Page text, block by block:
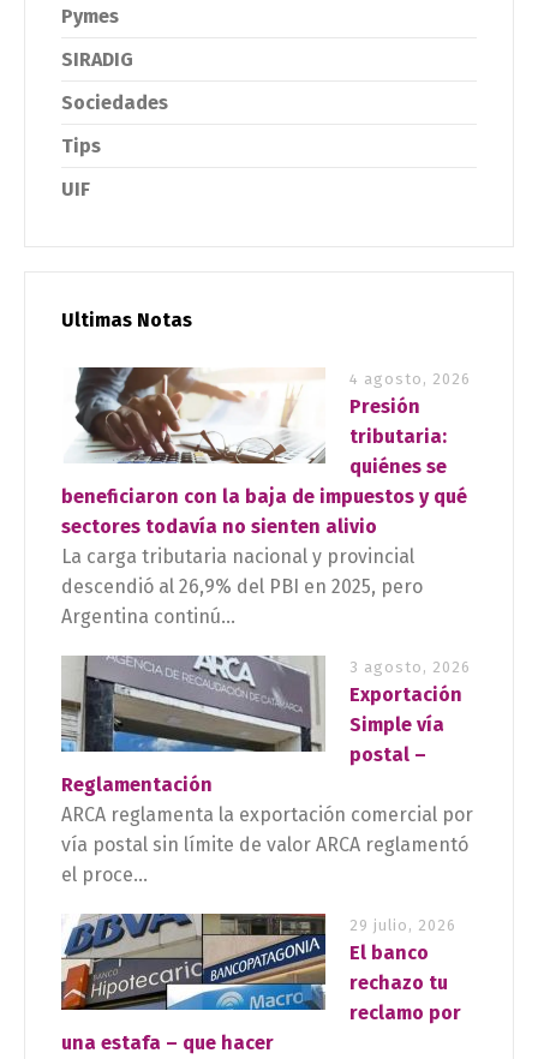
Pymes
SIRADIG
Sociedades
Tips
UIF
Ultimas Notas
4 agosto, 2026
Presión
tributaria:
quiénes se
beneficiaron con la baja de impuestos y qué
sectores todavía no sienten alivio
La carga tributaria nacional y provincial
descendió al 26,9% del PBI en 2025, pero
Argentina continú...
3 agosto, 2026
Exportación
Simple vía
postal –
Reglamentación
ARCA reglamenta la exportación comercial por
vía postal sin límite de valor ARCA reglamentó
el proce...
29 julio, 2026
El banco
rechazo tu
reclamo por
una estafa – que hacer